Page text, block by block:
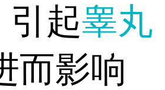
起睾丸
而影响